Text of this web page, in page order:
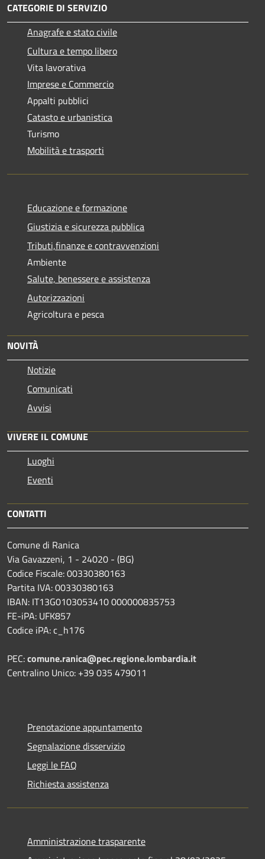
CATEGORIE DI SERVIZIO
Anagrafe e stato civile
Cultura e tempo libero
Vita lavorativa
Imprese e Commercio
Appalti pubblici
Catasto e urbanistica
Turismo
Mobilità e trasporti
Educazione e formazione
Giustizia e sicurezza pubblica
Tributi,finanze e contravvenzioni
Ambiente
Salute, benessere e assistenza
Autorizzazioni
Agricoltura e pesca
NOVITÀ
Notizie
Comunicati
Avvisi
VIVERE IL COMUNE
Luoghi
Eventi
CONTATTI
Comune di Ranica
Via Gavazzeni, 1 - 24020 - (BG)
Codice Fiscale: 00330380163
Partita IVA: 00330380163
IBAN: IT13G0103053410 000000835753
FE-iPA: UFK857
Codice iPA: c_h176
PEC:comune.ranica@pec.regione.lombardia.it
Centralino Unico: +39 035 479011
Prenotazione appuntamento
Segnalazione disservizio
Leggi le FAQ
Richiesta assistenza
Amministrazione trasparente